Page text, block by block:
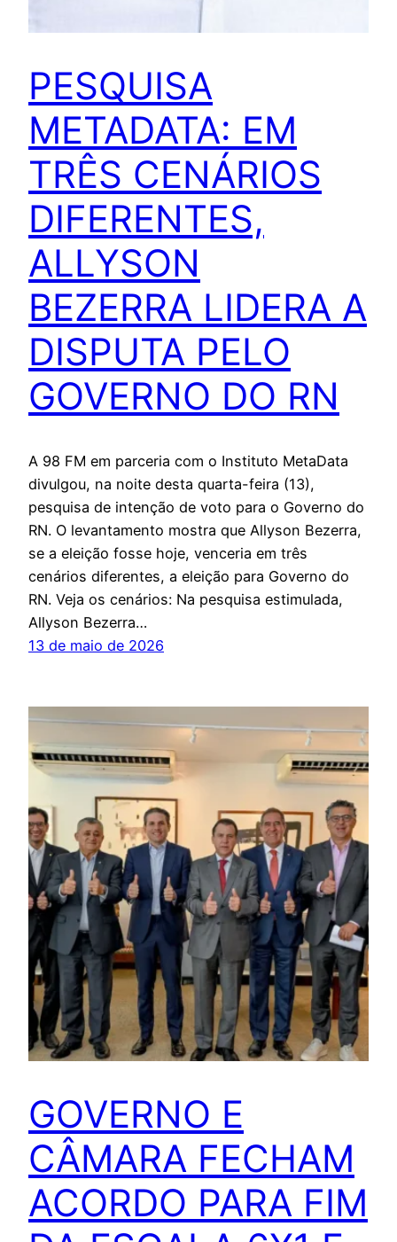
PESQUISA
METADATA: EM
TRÊS CENÁRIOS
DIFERENTES,
ALLYSON
BEZERRA LIDERA A
DISPUTA PELO
GOVERNO DO RN
A 98 FM em parceria com o Instituto MetaData
divulgou, na noite desta quarta-feira (13),
pesquisa de intenção de voto para o Governo do
RN. O levantamento mostra que Allyson Bezerra,
se a eleição fosse hoje, venceria em três
cenários diferentes, a eleição para Governo do
RN. Veja os cenários: Na pesquisa estimulada,
Allyson Bezerra…
13 de maio de 2026
GOVERNO E
CÂMARA FECHAM
ACORDO PARA FIM